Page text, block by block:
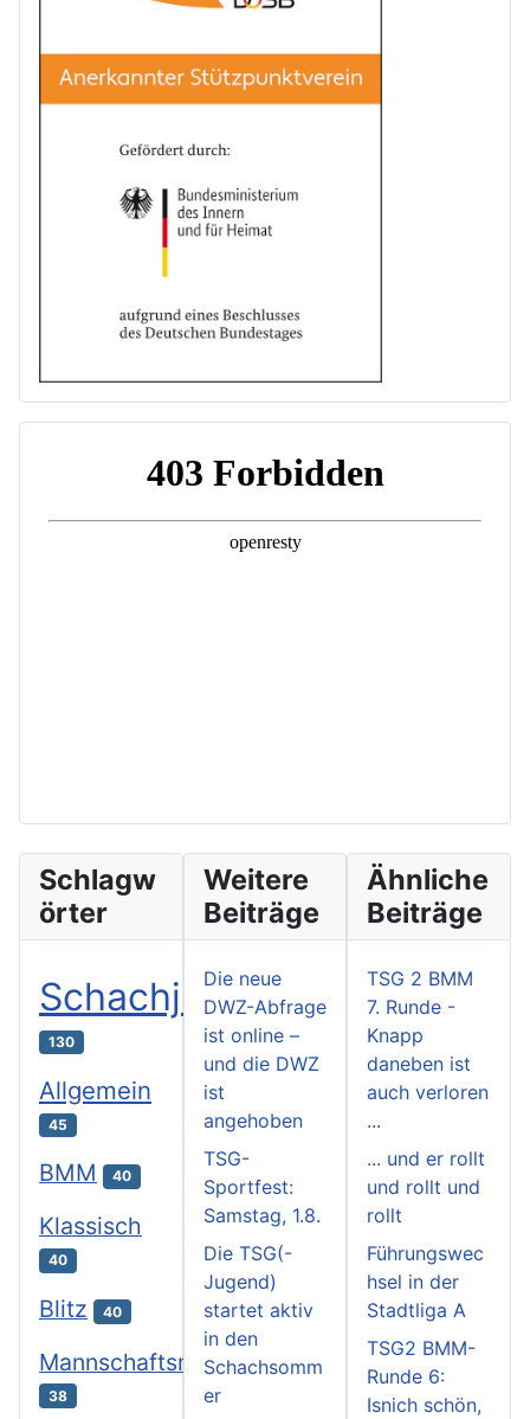
Schlagw
örter
Schachjugend
130
Allgemein
45
BMM 40
Klassisch
40
Blitz 40
Mannschaftsmeisterschaften
38
Weitere
Beiträge
Die neue
DWZ-Abfrage
ist online –
und die DWZ
ist
angehoben
TSG-
Sportfest:
Samstag, 1.8.
Die TSG(-
Jugend)
startet aktiv
in den
Schachsomm
er
Ähnliche
Beiträge
TSG 2 BMM
7. Runde -
Knapp
daneben ist
auch verloren
...
... und er rollt
und rollt und
rollt
Führungswec
hsel in der
Stadtliga A
TSG2 BMM-
Runde 6:
Isnich schön,